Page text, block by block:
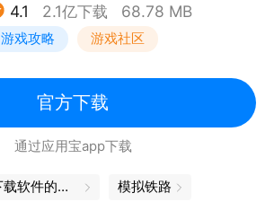
4.1 2.1亿下载 68.78 MB
游戏攻略 游戏社区
官方下载
通过应用宝app下载
下载软件的软件 模拟铁路